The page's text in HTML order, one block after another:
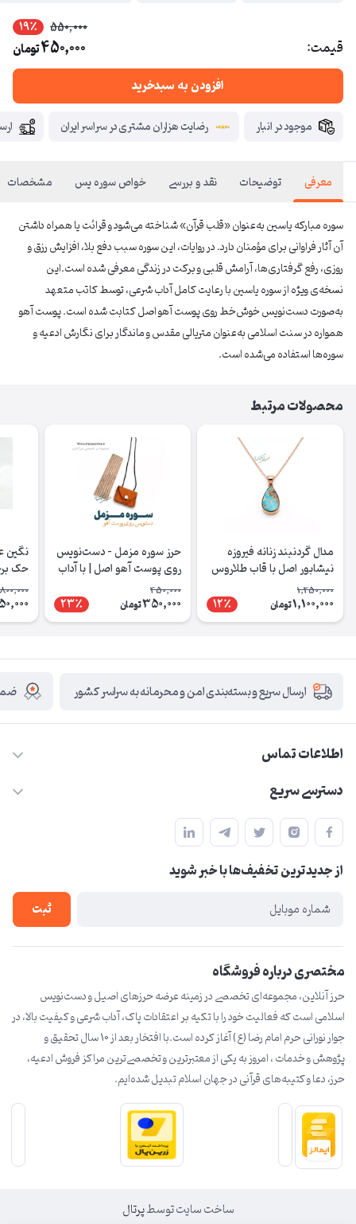
قیمت:
550,000 19٪
450,000تومان
افزودن به سبدخرید
موجود در انبار رضایت هزاران مشتری در سراسر ایران
معرفی توضیحات نقد و بررسی خواص سوره یس
مشخصات
سوره مبارکه یاسین به‌عنوان «قلب قرآن» شناخته می‌شود و قرائت یا همراه داشتن
آن آثار فراوانی برای مؤمنان دارد. در روایات، این سوره سبب دفع بلا، افزایش رزق و
روزی، رفع گرفتاری‌ها، آرامش قلبی و برکت در زندگی معرفی شده است.این
نسخه‌ی ویژه از سوره یاسین با رعایت کامل آداب شرعی، توسط کاتب متعهد
به‌صورت دست‌نویس خوش‌خط روی پوست آهو اصل کتابت شده است. پوست آهو
همواره در سنت اسلامی به‌عنوان متریالی مقدس و ماندگار برای نگارش ادعیه و
سوره‌ها استفاده می‌شده است.
محصولات مرتبط
مدال گردنبند زنانه فیروزه
نیشابور اصل با قاب طلاروس
1,250,000
1,100,000تومان 12٪
حرز سوره مزمل – دست‌نویس
روی پوست آهو اصل | با آداب
شرعی
450,000
350,000تومان 23٪
حک
سوره
800,000
ارسال سریع و بسته‌بندی امن و محرمانه به سراسر کشور
اطلاعات تماس
09210446578
herzeonline@gmail.com
مشهد مقدس ،خیابان امام رضا(ع) ، حرم مطهر رضوی ، فلکه آب ، بازار
امام رضا (ع)
دسترسی سریع
حساب کاربری
مجله فروشگاه
لیست محصولات
درباره ما
از جدید‌ترین تخفیف‌ها با‌ خبر شوید
ثبت
مختصری درباره فروشگاه
حرز آنلاین، مجموعه‌ای تخصصی در زمینه عرضه حرزهای اصیل و دست‌نویس
اسلامی است که فعالیت خود را با تکیه بر اعتقادات پاک، آداب شرعی و کیفیت بالا، در
جوار نورانی حرم امام رضا (ع) آغاز کرده است.با افتخار بعد از 10 سال تحقیق و
پژوهش و خدمات ، امروز به یکی از معتبرترین و تخصصی‌ترین مراکز فروش ادعیه،
حرز، دعا و کتیبه‌های قرآنی در جهان اسلام تبدیل شده‌ایم.
ساخت سایت توسطپرتال